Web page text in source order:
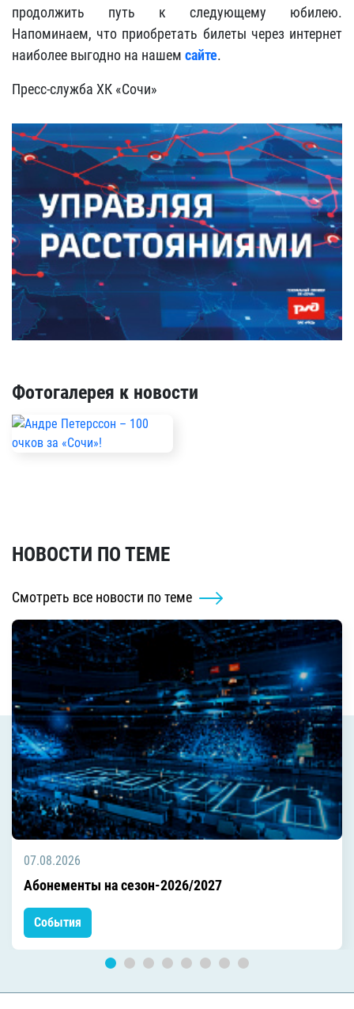
продолжить путь к следующему юбилею.
Напоминаем, что приобретать билеты через интернет
наиболее выгодно на нашем сайте.
Пресс-служба ХК «Сочи»
Фотогалерея к новости
НОВОСТИ ПО ТЕМЕ
Смотреть все новости по теме
07.08.2026
Абонементы на сезон-2026/2027
События